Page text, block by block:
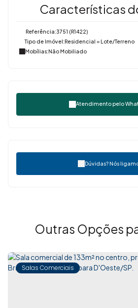
Características
Referência:3751 (R1422)
Tipo de Imóvel:Residencial »Lote/Terreno
Mobílias:Não Mobiliado
Atendimento pelo
Dúvidas? Nós
Outras Opções
Salas Comerciais